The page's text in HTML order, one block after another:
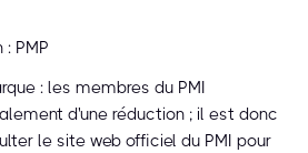
PMP
: les membres du PMI
d'une réduction ; il est donc
le site web officiel du PMI pour